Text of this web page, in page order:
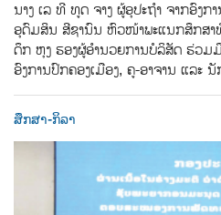
ນາງ ເລ ທີ ທູດ ຈາງ ຜູ້ອຸປະຖຳ ຈາກອົງ
ອຸດົມສິນ ສີຊານົນ ຫົວໜ້າພະແນກສຶກສາ
ດຶກ ຫຸງ ຮອງຜູ້ອຳນວຍການບໍລິສັດ ຮ່ວມ
ອົງການປົກຄອງເມືອງ, ຄູ-ອາຈານ ແລະ
ສຶກສາ-ກິລາ